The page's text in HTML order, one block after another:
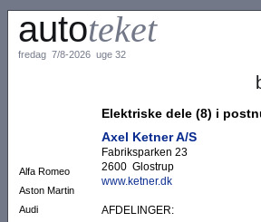
autoteket
fredag 7/8-2026 uge 32
Alfa Romeo
Aston Martin
Audi
Elektriske dele (8) i
Axel Ketner A/S
Fabriksparken 23
2600 Glostrup
www.ketner.dk
AFDELINGER: